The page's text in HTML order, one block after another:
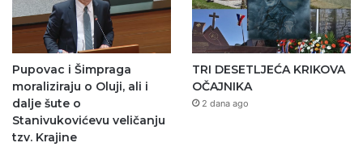
Pupovac i Šimpraga
moraliziraju o Oluji, ali i
dalje šute o
Stanivukovićevu veličanju
tzv. Krajine
TRI DESETLJEĆA KRIKOVA
OČAJNIKA
2 dana ago